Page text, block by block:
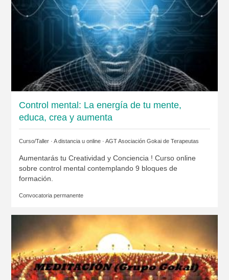
Control mental: La energía de tu mente,
educa, crea y aumenta
Curso/Taller · A distancia u online · AGT Asociación Gokai de Terapeutas
Aumentarás tu Creatividad y Conciencia ! Curso online
sobre control mental contemplando 9 bloques de
formación.
Convocatoria permanente